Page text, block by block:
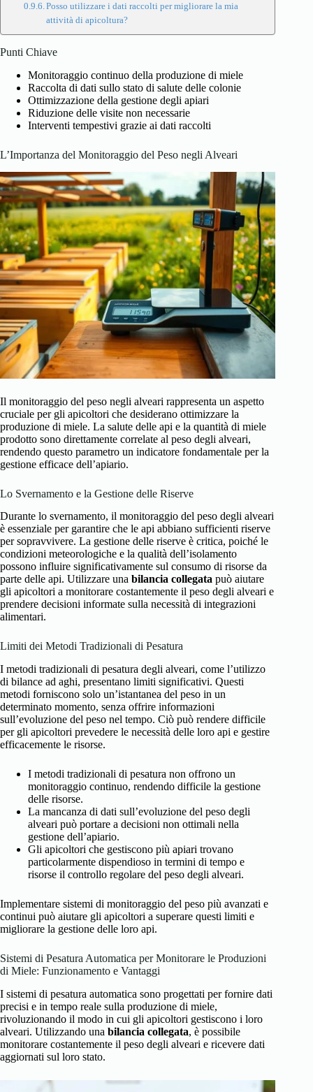
Posso utilizzare i dati raccolti per migliorare la mia
attività di apicoltura?
Punti Chiave
Monitoraggio continuo della produzione di miele
Raccolta di dati sullo stato di salute delle colonie
Ottimizzazione della gestione degli apiari
Riduzione delle visite non necessarie
Interventi tempestivi grazie ai dati raccolti
L’Importanza del Monitoraggio del Peso negli Alveari
Il monitoraggio del peso negli alveari rappresenta un aspetto
cruciale per gli apicoltori che desiderano ottimizzare la
produzione di miele. La salute delle api e la quantità di miele
prodotto sono direttamente correlate al peso degli alveari,
rendendo questo parametro un indicatore fondamentale per la
gestione efficace dell’apiario.
Lo Svernamento e la Gestione delle Riserve
Durante lo svernamento, il monitoraggio del peso degli alveari
è essenziale per garantire che le api abbiano sufficienti riserve
per sopravvivere. La gestione delle riserve è critica, poiché le
condizioni meteorologiche e la qualità dell’isolamento
possono influire significativamente sul consumo di risorse da
parte delle api. Utilizzare una bilancia collegata può aiutare
gli apicoltori a monitorare costantemente il peso degli alveari e
prendere decisioni informate sulla necessità di integrazioni
alimentari.
Limiti dei Metodi Tradizionali di Pesatura
I metodi tradizionali di pesatura degli alveari, come l’utilizzo
di bilance ad aghi, presentano limiti significativi. Questi
metodi forniscono solo un’istantanea del peso in un
determinato momento, senza offrire informazioni
sull’evoluzione del peso nel tempo. Ciò può rendere difficile
per gli apicoltori prevedere le necessità delle loro api e gestire
efficacemente le risorse.
I metodi tradizionali di pesatura non offrono un
monitoraggio continuo, rendendo difficile la gestione
delle risorse.
La mancanza di dati sull’evoluzione del peso degli
alveari può portare a decisioni non ottimali nella
gestione dell’apiario.
Gli apicoltori che gestiscono più apiari trovano
particolarmente dispendioso in termini di tempo e
risorse il controllo regolare del peso degli alveari.
Implementare sistemi di monitoraggio del peso più avanzati e
continui può aiutare gli apicoltori a superare questi limiti e
migliorare la gestione delle loro api.
Sistemi di Pesatura Automatica per Monitorare le Produzioni
di Miele: Funzionamento e Vantaggi
I sistemi di pesatura automatica sono progettati per fornire dati
precisi e in tempo reale sulla produzione di miele,
rivoluzionando il modo in cui gli apicoltori gestiscono i loro
alveari. Utilizzando una bilancia collegata, è possibile
monitorare costantemente il peso degli alveari e ricevere dati
aggiornati sul loro stato.